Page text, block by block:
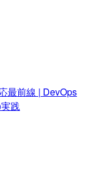
最前線 | DevOps
践